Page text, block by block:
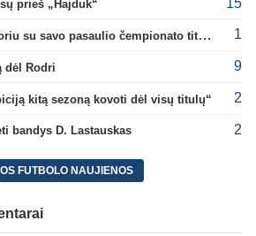
prieš „Hajduk“
B. Mendy: „Darau ką noriu su savo pasaulio čempionato titulu“ 1
dėl Rodri 9
kitą sezoną kovoti dėl visų titulų“ 2
bandys D. Lastauskas 2
FUTBOLO NAUJIENOS